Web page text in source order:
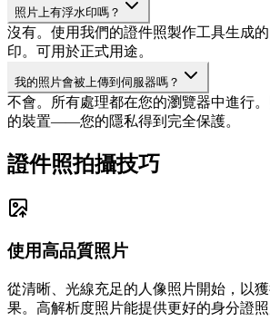
照片上有浮水印嗎？
沒有。使用我們的證件照製作工具生成
印。可用於正式用途。
我的照片會被上傳到伺服器嗎？
不會。所有處理都在您的瀏覽器中進行
的裝置——您的隱私得到完全保護。
證件照拍攝技巧
使用高品質照片
從清晰、光線充足的人像照片開始，以
果。高解析度照片能提供更好的身分證照